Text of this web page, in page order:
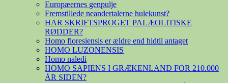
Europæernes genpulje
Fremstillede neandertalerne hulekunst?
HAR SKRIFTSPROGET PALÆOLITISKE
RØDDER?
Homo floresiensis er ældre end hidtil antaget
HOMO LUZONENSIS
Homo naledi
HOMO SAPIENS I GRÆKENLAND FOR 210.000
ÅR SIDEN?